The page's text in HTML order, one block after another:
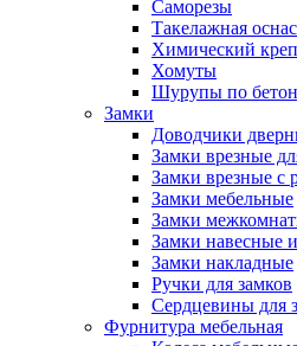
Саморезы
Такелажная
Химический
Хомуты
Шурупы по
Замки
Доводчики
Замки врезные
Замки врезные с
Замки мебельные
Замки
Замки навесные
Замки накладные
Ручки для замков
Сердцевины для
Фурнитура мебельная